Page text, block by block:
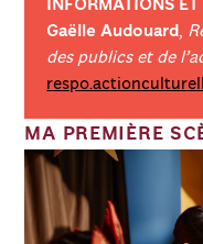
INFORMATIONS
Gaëlle Audouard,
des publics et de
MA PREMIÈRE